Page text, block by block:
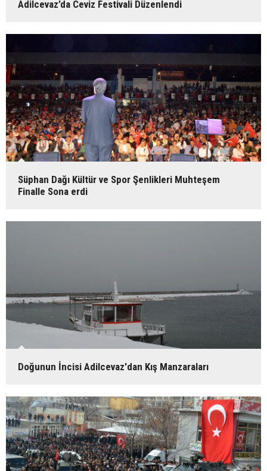
Adilcevaz’da Ceviz Festivali Düzenlendi
Süphan Dağı Kültür ve Spor Şenlikleri Muhteşem
Finalle Sona erdi
Doğunun İncisi Adilcevaz'dan Kış Manzaraları